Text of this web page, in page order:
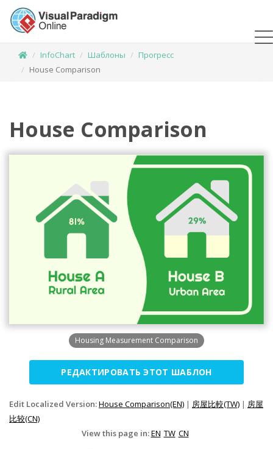
InfoChart Шаблоны
Прогресс
House Comparison
House Comparison
Housing Measurement Comparison
РЕДАКТИРОВАТЬ ЭТОТ ШАБЛОН
Edit Localized Version:House Comparison(EN) | 房屋比較(TW) | 房屋
比较(CN)
View this page in:EN TW CN